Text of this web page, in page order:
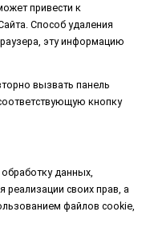
привести к
Способ удаления
эту информацию
вызвать панель
кнопку
данных,
своих прав, а
файлов cookie,